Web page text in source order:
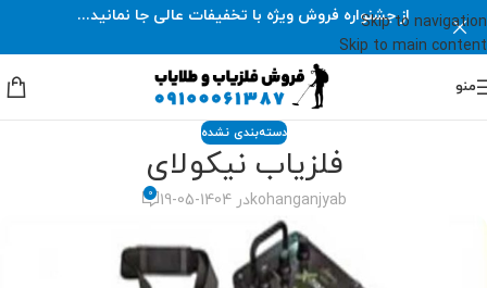
Skip to navigation
Skip to main content
از جشنواره فروش ویژه با تخفیفات عالی جا نمانید...
منو
دسته‌بندی نشده
فلزیاب نیکولای
kohanganjyabدر 1404-05-19 0